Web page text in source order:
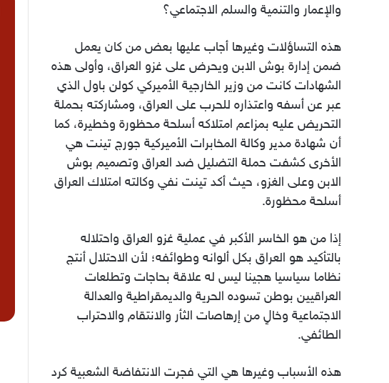
والإعمار والتنمية والسلم الاجتماعي؟
هذه التساؤلات وغيرها أجاب عليها بعض من كان يعمل
ضمن إدارة بوش الابن ويحرض على غزو العراق، وأولى هذه
الشهادات كانت من وزير الخارجية الأميركي كولن باول الذي
عبر عن أسفه واعتذاره للحرب على العراق، ومشاركته بحملة
التحريض عليه بمزاعم امتلاكه أسلحة محظورة وخطيرة، كما
أن شهادة مدير وكالة المخابرات الأميركية جورج تينت هي
الأخرى كشفت حملة التضليل ضد العراق وتصميم بوش
الابن وعلى الغزو، حيث أكد تينت نفي وكالته امتلاك العراق
أسلحة محظورة.
إذا من هو الخاسر الأكبر في عملية غزو العراق واحتلاله
بالتأكيد هو العراق بكل ألوانه وطوائفه؛ لأن الاحتلال أنتج
نظاما سياسيا هجينا ليس له علاقة بحاجات وتطلعات
العراقيين بوطن تسوده الحرية والديمقراطية والعدالة
الاجتماعية وخالٍ من إرهاصات الثأر والانتقام والاحتراب
الطائفي.
هذه الأسباب وغيرها هي التي فجرت الانتفاضة الشعبية كرد